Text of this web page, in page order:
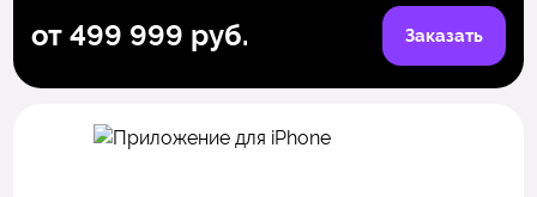
от 499 999 руб. Заказать